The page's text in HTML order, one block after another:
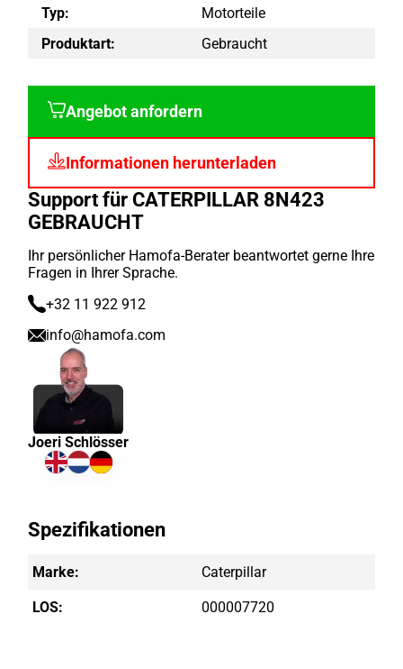
Typ:
Motorteile
Produktart:
Gebraucht
Angebot anfordern
Informationen herunterladen
Support für CATERPILLAR 8N423
GEBRAUCHT
Ihr persönlicher Hamofa-Berater beantwortet gerne Ihre
Fragen in Ihrer Sprache.
+32 11 922 912
info@hamofa.com
Joeri Schlösser
Spezifikationen
Marke: Caterpillar
LOS: 000007720